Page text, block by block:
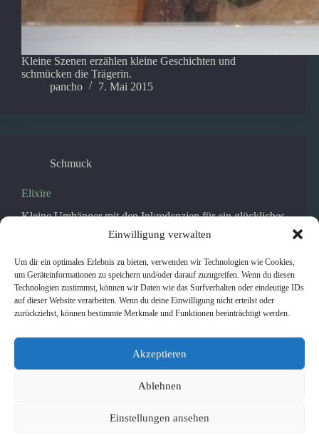
Einwilligung verwalten
Um dir ein optimales Erlebnis zu bieten, verwenden wir Technologien wie Cookies,
um Geräteinformationen zu speichern und/oder darauf zuzugreifen. Wenn du diesen
Technologien zustimmst, können wir Daten wie das Surfverhalten oder eindeutige IDs
auf dieser Website verarbeiten. Wenn du deine Einwilligung nicht erteilst oder
zurückziehst, können bestimmte Merkmale und Funktionen beeinträchtigt werden.
Akzeptieren
Ablehnen
Einstellungen ansehen
Kleine Szenen erzählen kleine Geschichten und
schmücken die Trägerin.
pancho
7. Mai 2015
Schmuck
Elixire
Kleine Umhänger mit den Inkredenzien für ein glückliches
14. November 2014
Schmuck
Schmuckobjekte, nicht unbedingt aus wertvollen
Materialien und in der Tradition des klassischen
14. Mai 2014